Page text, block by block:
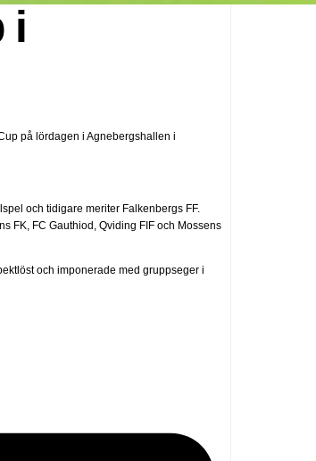
i
på lördagen i Agnebergshallen i
och tidigare meriter Falkenbergs FF.
FK, FC Gauthiod, Qviding FIF och Mossens
och imponerade med gruppseger i